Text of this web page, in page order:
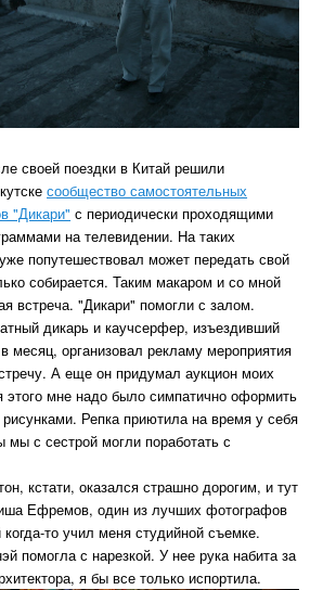
своей поездки в Китай решили
сообщество самостоятельных
"Дикари" с периодически проходящими
на телевидении. На таких
попутешествовал может передать свой
собирается. Таким макаром и со мной
встреча. "Дикари" помогли с залом.
дикарь и каучсерфер, изъездивший
месяц, организовал рекламу мероприятия
А еще он придумал аукцион моих
мне надо было симпатично оформить
Репка приютила на время у себя
мы с сестрой могли поработать с
кстати, оказался страшно дорогим, и тут
Ефремов, один из лучших фотографов
то учил меня студийной съемке.
помогла с нарезкой. У нее рука набита за
я бы все только испортила.